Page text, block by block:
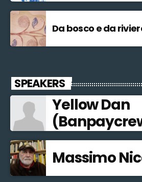
Da bosco e da
SPEAKERS
Yellow Dan
Massimo